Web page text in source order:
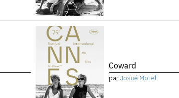
Coward
parJosué Morel